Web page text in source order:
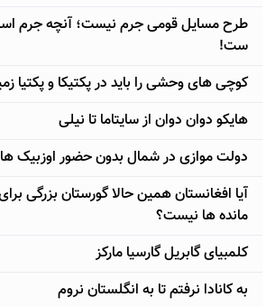
طرح مسایل قومی جرم نیست؛ آنچه جرم
ست!
کوچی های وحشی را باید در پکتیکا و پکتیا
هایکو دوان دوان از سایتاما تا نیلی
دولت موازی در شمال بدون حضور اوزبیک
آيا افغانستان همین حالا گورستان بزرگی
مانده ها نیست؟
کلمبیای گابریل گارسیا مارکز
به کانادا نرفتم تا به انگلستان نروم